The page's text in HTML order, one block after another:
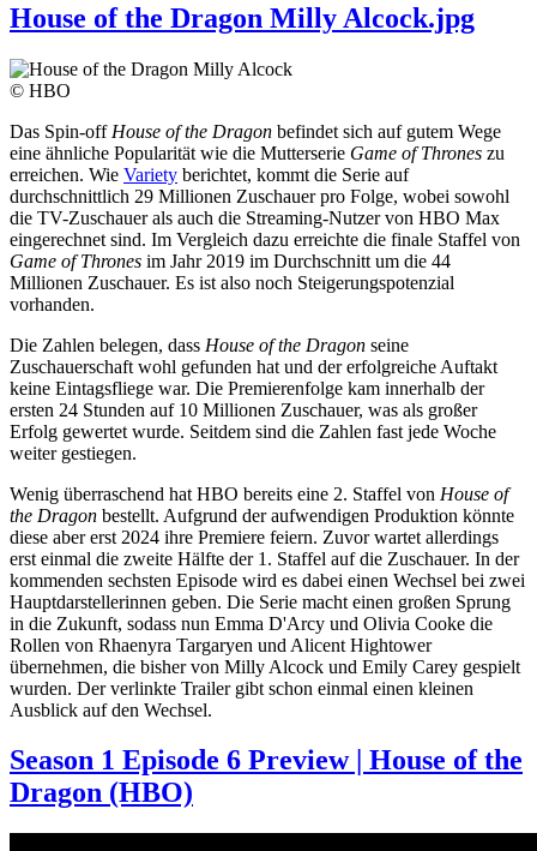
House of the Dragon Milly Alcock.jpg
© HBO
Das Spin-off House of the Dragon befindet sich auf gutem Wege
eine ähnliche Popularität wie die Mutterserie Game of Thrones zu
erreichen. Wie Variety berichtet, kommt die Serie auf
durchschnittlich 29 Millionen Zuschauer pro Folge, wobei sowohl
die TV-Zuschauer als auch die Streaming-Nutzer von HBO Max
eingerechnet sind. Im Vergleich dazu erreichte die finale Staffel von
Game of Thrones im Jahr 2019 im Durchschnitt um die 44
Millionen Zuschauer. Es ist also noch Steigerungspotenzial
vorhanden.
Die Zahlen belegen, dass House of the Dragon seine
Zuschauerschaft wohl gefunden hat und der erfolgreiche Auftakt
keine Eintagsfliege war. Die Premierenfolge kam innerhalb der
ersten 24 Stunden auf 10 Millionen Zuschauer, was als großer
Erfolg gewertet wurde. Seitdem sind die Zahlen fast jede Woche
weiter gestiegen.
Wenig überraschend hat HBO bereits eine 2. Staffel von House of
the Dragon bestellt. Aufgrund der aufwendigen Produktion könnte
diese aber erst 2024 ihre Premiere feiern. Zuvor wartet allerdings
erst einmal die zweite Hälfte der 1. Staffel auf die Zuschauer. In der
kommenden sechsten Episode wird es dabei einen Wechsel bei zwei
Hauptdarstellerinnen geben. Die Serie macht einen großen Sprung
in die Zukunft, sodass nun Emma D'Arcy und Olivia Cooke die
Rollen von Rhaenyra Targaryen und Alicent Hightower
übernehmen, die bisher von Milly Alcock und Emily Carey gespielt
wurden. Der verlinkte Trailer gibt schon einmal einen kleinen
Ausblick auf den Wechsel.
Season 1 Episode 6 Preview | House of the
Dragon (HBO)